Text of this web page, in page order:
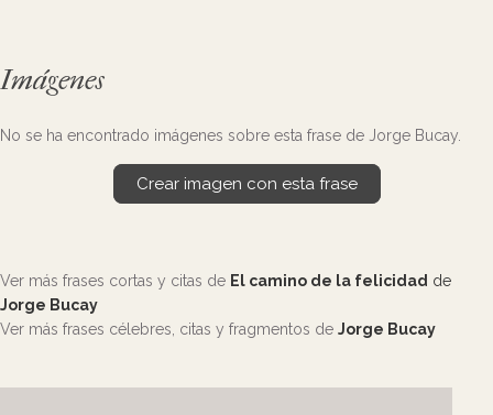
Imágenes
No se ha encontrado imágenes sobre esta frase de Jorge Bucay.
Crear imagen con esta frase
Ver más frases cortas y citas de El camino de la felicidad de
Jorge Bucay
Ver más frases célebres, citas y fragmentos de Jorge Bucay